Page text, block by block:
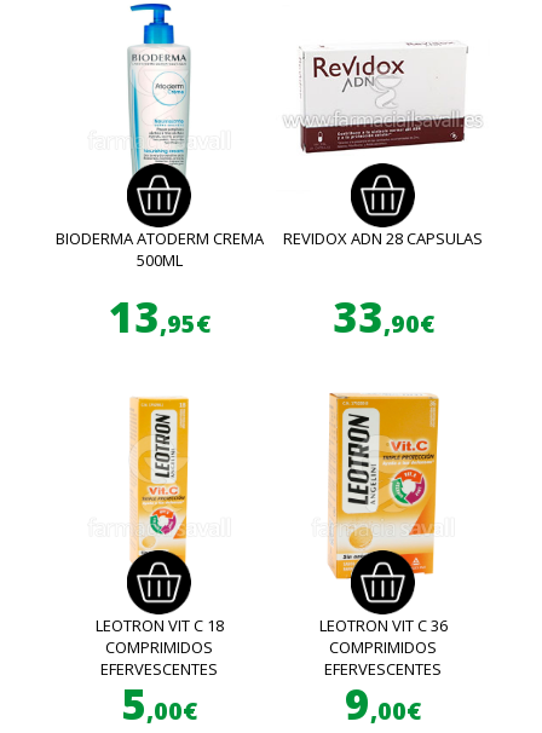
BIODERMA ATODERM CREMA
500ML
13,95€
REVIDOX ADN 28 CAPSULAS
33,90€
LEOTRON VIT C 18
COMPRIMIDOS
EFERVESCENTES
5,00€
LEOTRON VIT C 36
COMPRIMIDOS
EFERVESCENTES
9,00€